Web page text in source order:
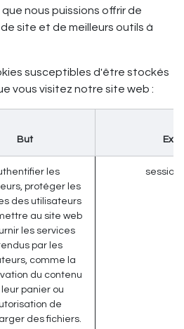
nous puissions offrir de
site et de meilleurs outils à
susceptibles d'être stockés
vous visitez notre site web :
But
les
protéger les
des utilisateurs
au site web
les services
par les
comme la
du contenu
panier ou
de
des fichiers.